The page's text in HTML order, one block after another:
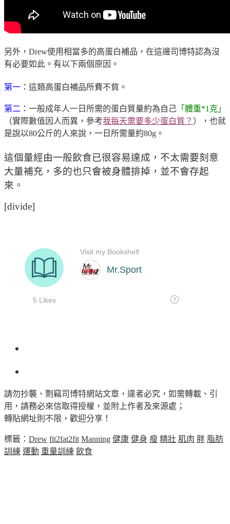
另外， Drew使用相當多的高蛋白補品，在這邊司博特認為沒
有必要如此。有以下兩個原因。
第一 ： 這類高蛋白補品所費不貲。
第二 ： 一般成年人一日所需的蛋白質量約為自己 「體重*1克」
（實際數值因人而異，參考我每天需要多少蛋白質？ ），也就
是說以80公斤的人來說，一日所需量約80g。
這個量經由一般飲食已很容易達成，不太需要刻意
大量補充，多的也只會被身體排掉，並不會存起
來。
[divide]
請勿抄襲、剽竊司博特網站文章，違者必究，如需轉載、引
用，請務必來信取得授權，並附上作者及來源處；
轉貼網址則不限，歡迎分享！
標籤： Drew fit2fat2fit Manning 健康 健身 瘦 精壯 肌肉 胖 脂肪
訓練 運動 重量訓練 飲食